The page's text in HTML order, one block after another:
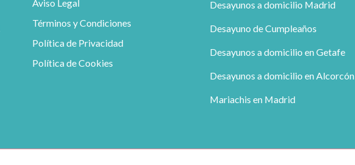
Aviso Legal
Términos y Condiciones
Política de Privacidad
Política de Cookies
Desayunos a domicilio Madrid
Desayuno de Cumpleaños
Desayunos a domicilio en Getafe
Desayunos a domicilio en Alcorcón
Mariachis en Madrid